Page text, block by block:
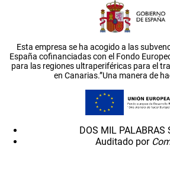
Esta empresa se ha acogido a las
España cofinanciadas con el Fondo
para las regiones ultraperiféricas para el
en Canarias.”Una manera de
DOS MIL PALABRAS
Auditado por